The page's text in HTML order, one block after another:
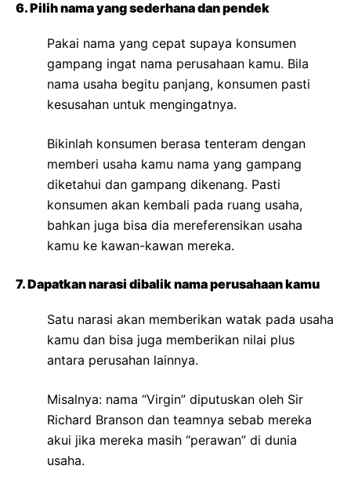
6. Pilih nama yang sederhana dan pendek
Pakai nama yang cepat supaya konsumen
gampang ingat nama perusahaan kamu. Bila
nama usaha begitu panjang, konsumen pasti
kesusahan untuk mengingatnya.
Bikinlah konsumen berasa tenteram dengan
memberi usaha kamu nama yang gampang
diketahui dan gampang dikenang. Pasti
konsumen akan kembali pada ruang usaha,
bahkan juga bisa dia mereferensikan usaha
kamu ke kawan-kawan mereka.
7. Dapatkan narasi dibalik nama perusahaan kamu
Satu narasi akan memberikan watak pada usaha
kamu dan bisa juga memberikan nilai plus
antara perusahan lainnya.
Misalnya: nama “Virgin” diputuskan oleh Sir
Richard Branson dan teamnya sebab mereka
akui jika mereka masih “perawan” di dunia
usaha.